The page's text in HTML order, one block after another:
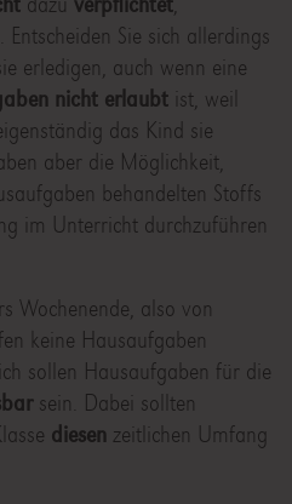
Sie sich allerdings
erledigen, auch wenn eine
nicht erlaubt ist, weil
das Kind sie
aber die Möglichkeit,
behandelten Stoffs
im Unterricht durchzuführen
Wochenende, also von
keine Hausaufgaben
sollen Hausaufgaben für die
sein. Dabei sollten
diesen zeitlichen Umfang